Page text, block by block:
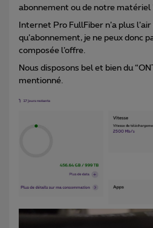
abonnement ou de notre
Internet Pro FullFiber n’a plus
qu’abonnement, je ne peux donc
composée l’offre.
Nous disposons bel et bien du
mentionné.